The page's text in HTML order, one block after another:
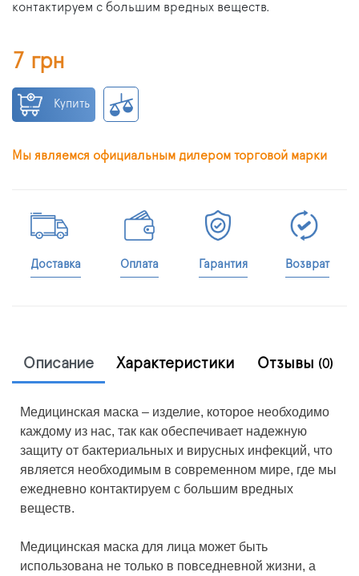
контактируем с большим вредных веществ.
7 грн
Купить
Мы являемся официальным дилером торговой марки
Доставка Оплата Гарантия Возврат
Описание Характеристики Отзывы (0)
Медицинская маска – изделие, которое необходимо
каждому из нас, так как обеспечивает надежную
защиту от бактериальных и вирусных инфекций, что
является необходимым в современном мире, где мы
ежедневно контактируем с большим вредных
веществ.
Медицинская маска для лица может быть
использована не только в повседневной жизни, а